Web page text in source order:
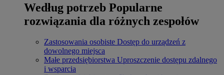
Według potrzeb Popularne
rozwiązania dla różnych zespołów
Zastosowania osobiste Dostęp do urządzeń z
dowolnego miejsca
Małe przedsiębiorstwa Uproszczenie dostępu zdalnego
i wsparcia